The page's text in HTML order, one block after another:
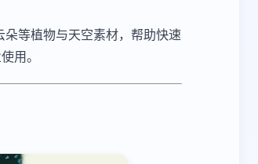
等植物与天空素材，帮助快速
用。